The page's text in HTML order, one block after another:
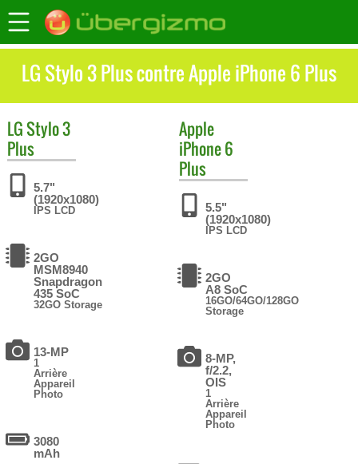
LG Stylo 3 Plus contre Apple iPhone 6 Plus
LGStylo 3
Plus
5.7"
(1920x1080)
IPS LCD
2GO
MSM8940
Snapdragon
435 SoC
32GO Storage
13-MP
1
Arrière
Appareil
Photo
3080
mAh
Apple
iPhone 6
Plus
5.5"
(1920x1080)
IPS LCD
2GO
A8 SoC
16GO/64GO/128GO
Storage
8-MP,
f/2.2,
OIS
1
Arrière
Appareil
Photo